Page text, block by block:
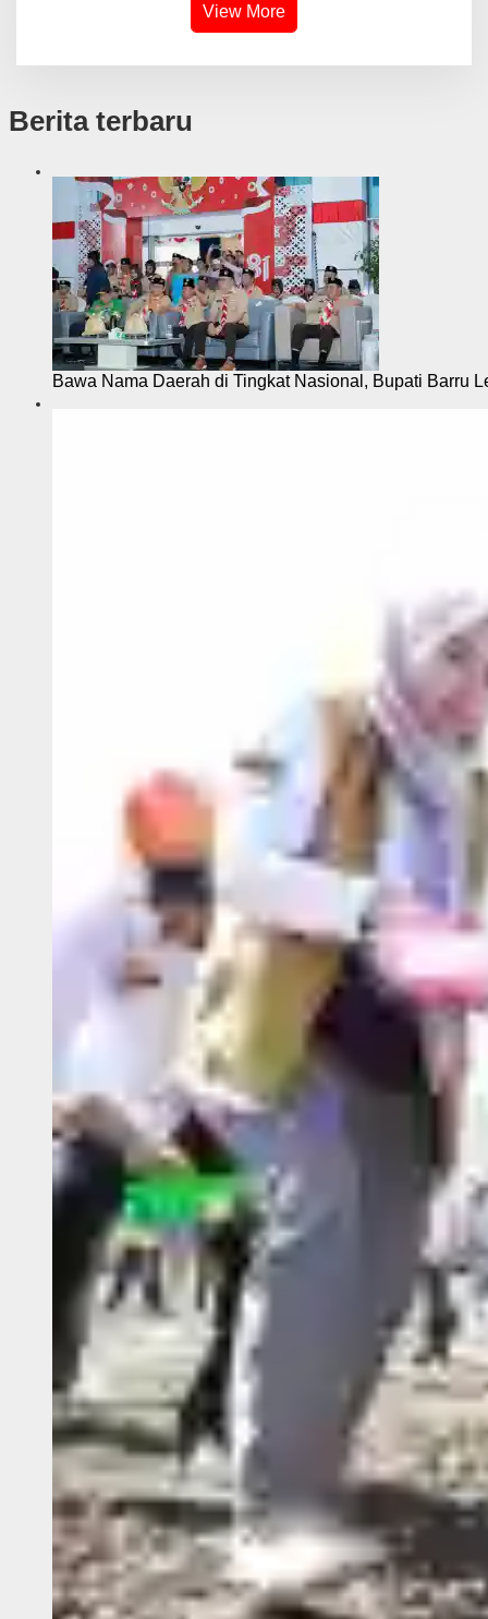
View More
Berita terbaru
Bawa Nama Daerah di Tingkat Nasional, Bupati Barru